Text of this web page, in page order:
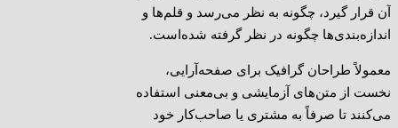
آن قرار گیرد، چگونه به نظر می‌رسد و قلم‌ها و
اندازه‌بندی‌ها چگونه در نظر گرفته شده‌است.
معمولاً طراحان گرافیک برای صفحه‌آرایی،
نخست از متن‌های آزمایشی و بی‌معنی استفاده
می‌کنند تا صرفاً به مشتری یا صاحب‌کار خود